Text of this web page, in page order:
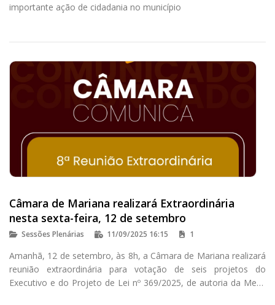
importante ação de cidadania no município
Câmara de Mariana realizará Extraordinária
nesta sexta-feira, 12 de setembro
Sessões Plenárias 11/09/2025 16:15 1
Amanhã, 12 de setembro, às 8h, a Câmara de Mariana realizará
reunião extraordinária para votação de seis projetos do
Executivo e do Projeto de Lei nº 369/2025, de autoria da Mesa